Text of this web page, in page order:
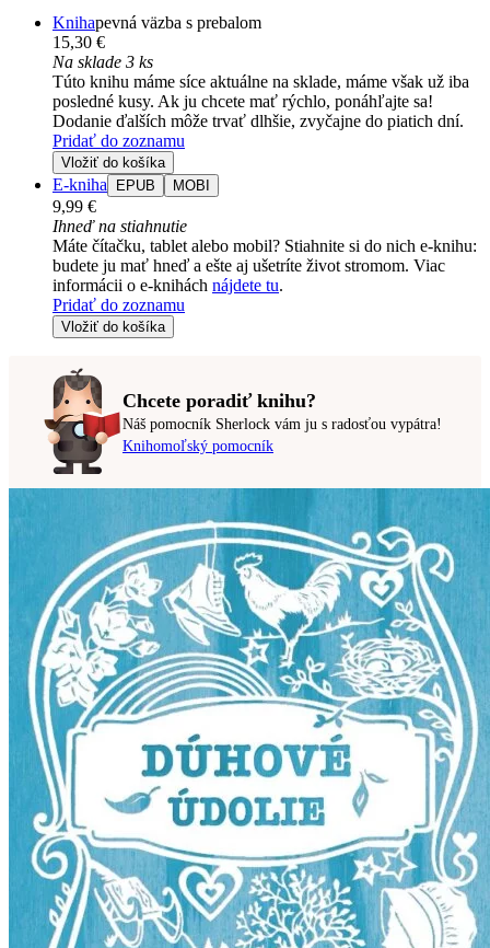
Knihapevná väzba s prebalom
15,30 €
Na sklade 3 ks
Túto knihu máme síce aktuálne na sklade, máme však už iba
posledné kusy. Ak ju chcete mať rýchlo, ponáhľajte sa!
Dodanie ďalších môže trvať dlhšie, zvyčajne do piatich dní.
Pridať do zoznamu
Vložiť do košíka
E-kniha EPUB MOBI
9,99 €
Ihneď na stiahnutie
Máte čítačku, tablet alebo mobil? Stiahnite si do nich e-knihu:
budete ju mať hneď a ešte aj ušetríte život stromom. Viac
informácii o e-knihách nájdete tu.
Pridať do zoznamu
Vložiť do košíka
Chcete poradiť knihu?
Náš pomocník Sherlock vám ju s radosťou vypátra!
Knihomoľský pomocník